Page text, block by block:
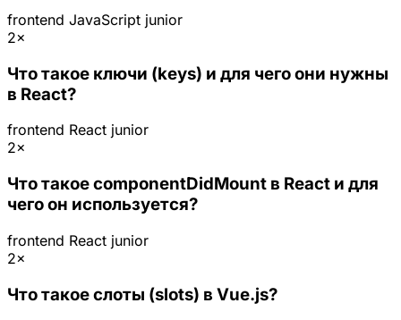
frontend JavaScript junior
2×
Что такое ключи (keys) и для чего они нужны
в React?
frontend React junior
2×
Что такое componentDidMount в React и для
чего он используется?
frontend React junior
2×
Что такое слоты (slots) в Vue.js?